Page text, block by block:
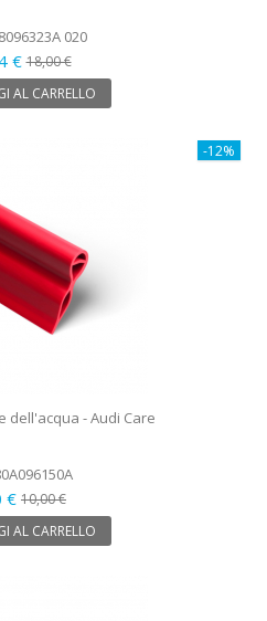
020
€18,00 €
AL CARRELLO
-12%
dell'acqua - Audi Care
€ 10,00 €
AL CARRELLO